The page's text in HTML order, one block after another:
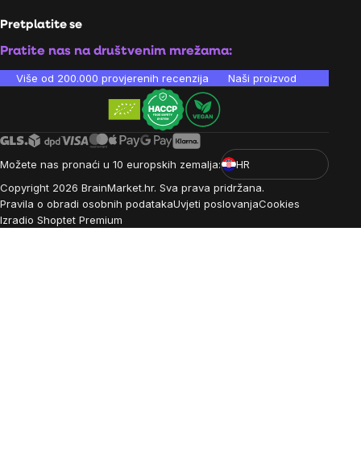
Pretplatite se
Pratite nas na društvenim mrežama:
Više od 200.000 provjerenih recenzija Naši proizvodi su
Možete nas pronaći u 10 europskih zemalja:
HR
Copyright 2026 BrainMarket.hr. Sva prava pridržana.
Pravila o obradi osobnih podatakaUvjeti poslovanjaCookies
Izradio Shoptet Premium